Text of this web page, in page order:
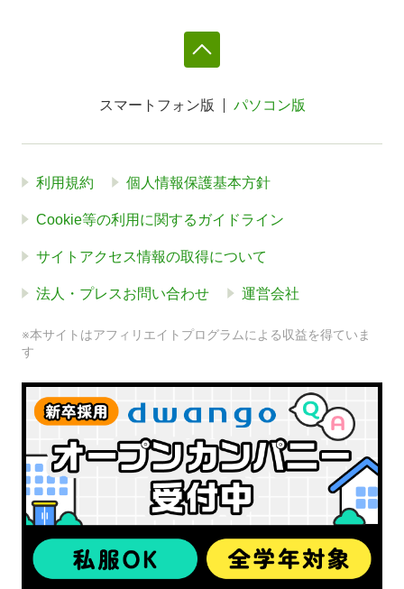
スマートフォン版 パソコン版
利用規約 個人情報保護基本方針
Cookie等の利用に関するガイドライン
サイトアクセス情報の取得について
法人・プレスお問い合わせ 運営会社
※本サイトはアフィリエイトプログラムによる収益を得ていま
す